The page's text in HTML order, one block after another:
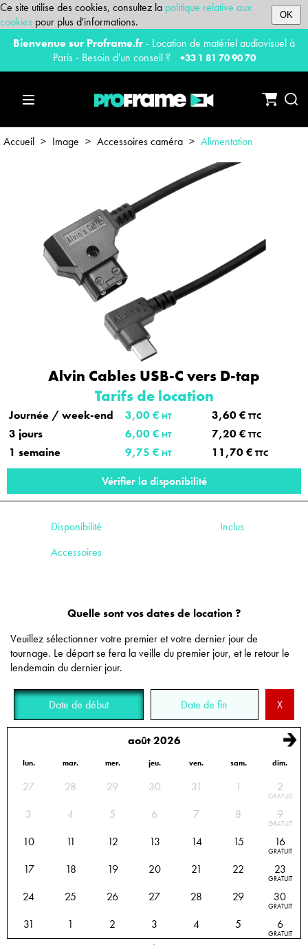
Ce site utilise des cookies, consultez la politique relative aux
cookies pour plus d'informations. OK
Bienvenue sur Proframe.fr- Location de matériel audiovisuel à
Paris - Besoin d'un conseil ?
+33 1 81 70 90 70
Accueil > Image > Accessoires caméra > Alimentation
Alvin Cables USB-C vers D-tap
Tarifs de location
Journée / week-end 3,00 € HT 3,60 € TTC
3 jours 6,00 € HT 7,20 € TTC
1 semaine 9,75 € HT 11,70 € TTC
Vérifier la disponibilité
Disponibilité
Inclus
Accessoires
Quelle sont vos dates de location ?
Veuillez sélectionner votre premier et votre dernier jour de
tournage. Le départ se fera la veille du premier jour, et le retour le
lendemain du dernier jour.
Date de début Date de fin X
août 2026
lun. mar. mer. jeu. ven. sam. dim.
27 28 29 30 31 1 2
GRATUIT
3 4 5 6 7 8 9
GRATUIT
10 11 12 13 14 15 16
GRATUIT
17 18 19 20 21 22 23
GRATUIT
24 25 26 27 28 29 30
GRATUIT
31 1 2 3 4 5 6
GRATUIT